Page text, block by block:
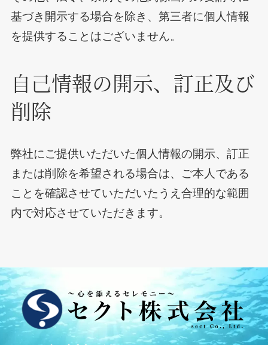
基づき開示する場合を除き、第三者に個人情報
を提供することはございません。
自己情報の開示、訂正及び
削除
弊社にご提供いただいた個人情報の開示、訂正
または削除を希望される場合は、ご本人である
ことを確認させていただいたうえ合理的な範囲
内で対応させていただきます。